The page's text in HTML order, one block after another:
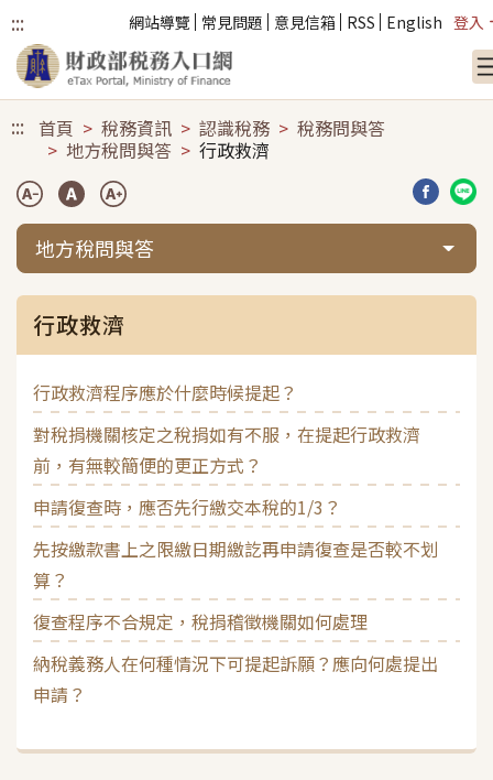
::: 網站導覽 常見問題 意見信箱 RSS English 登入
::: 首頁 稅務資訊 認識稅務
稅務問與答
地方稅問與答
行政救濟
分享到
分
地方稅問與答
行政救濟
行政救濟程序應於什麼時候提起？
對稅捐機關核定之稅捐如有不服，在提起行政救濟
前，有無較簡便的更正方式？
申請復查時，應否先行繳交本稅的1/3？
先按繳款書上之限繳日期繳訖再申請復查是否較不划
算？
復查程序不合規定，稅捐稽徵機關如何處理
納稅義務人在何種情況下可提起訴願？應向何處提出
申請？